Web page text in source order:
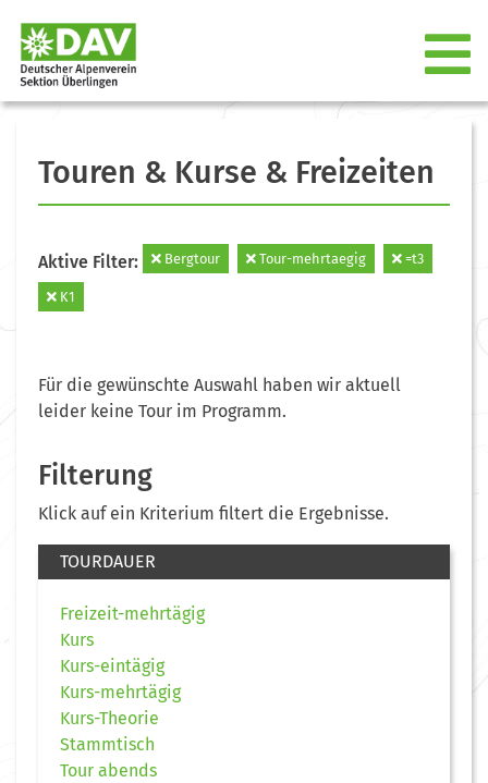
Touren & Kurse & Freizeiten
Aktive Filter: Bergtour Tour-mehrtaegig =t3
K1
Für die gewünschte Auswahl haben wir aktuell
leider keine Tour im Programm.
Filterung
Klick auf ein Kriterium filtert die Ergebnisse.
TOURDAUER
Freizeit-mehrtägig
Kurs
Kurs-eintägig
Kurs-mehrtägig
Kurs-Theorie
Stammtisch
Tour abends